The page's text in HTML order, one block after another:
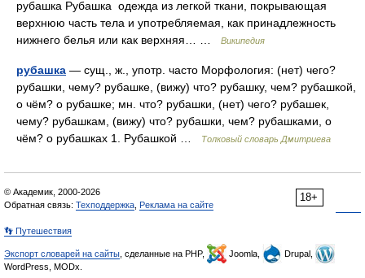
рубашка Рубашка одежда из легкой ткани, покрывающая
верхнюю часть тела и употребляемая, как принадлежность
нижнего белья или как верхняя… …
Википедия
рубашка — сущ., ж., употр. часто Морфология: (нет) чего?
рубашки, чему? рубашке, (вижу) что? рубашку, чем? рубашкой,
о чём? о рубашке; мн. что? рубашки, (нет) чего? рубашек,
чему? рубашкам, (вижу) что? рубашки, чем? рубашками, о
чём? о рубашках 1. Рубашкой …
Толковый словарь Дмитриева
18+
© Академик, 2000-2026
Обратная связь: Техподдержка Реклама на сайте
👣 Путешествия
Экспорт словарей на сайты , сделанные на PHP, Joomla,
Drupal,
WordPress, MODx.